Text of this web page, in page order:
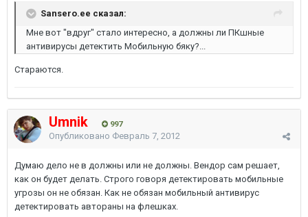
Sansero.ee сказал:
Мне вот "вдруг" стало интересно, а должны ли ПКшные
антивирусы детектить Мобильную бяку?...
Стараются.
Umnik 997
Опубликовано Февраль 7, 2012
Думаю дело не в должны или не должны. Вендор сам решает,
как он будет делать. Строго говоря детектировать мобильные
угрозы он не обязан. Как не обязан мобильный антивирус
детектировать автораны на флешках.